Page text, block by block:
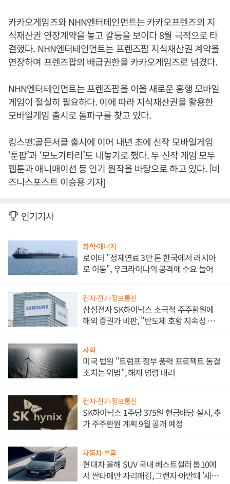
카카오게임즈와 NHN엔터테인먼트는 카카오프렌즈의 지
식재산권 연장계약을 놓고 갈등을 보이다 8월 극적으로 타
결했다. NHN엔터테인먼트는 프렌즈팝 지식재산권 계약을
연장하며 프렌즈팝의 배급권한을 카카오게임즈로 넘겼다.
NHN엔터테인먼트는 프렌즈팝을 이을 새로운 흥행 모바일
게임이 절실히 필요하다. 이에 따라 지식재산권을 활용한
모바일게임 출시로 돌파구를 찾고 있다.
킹스맨:골든서클 출시에 이어 내년 초에 신작 모바일게임
‘툰팝’과 ‘모노가타리’도 내놓기로 했다. 두 신작 게임 모두
웹툰과 애니매이션 등 인기 원작을 바탕으로 하고 있다. [비
즈니스포스트 이승용 기자]
인기기사
화학·에너지
로이터 "정제연료 3만 톤 한국에서 러시아
로 이동", 우크라이나의 공격에 수요 늘어
전자·전기·정보통신
삼성전자 SK하이닉스 소극적 주주환원에
해외 증권가 비판, "반도체 호황 지속성 의
사회
미국 법원 "트럼프 정부 풍력 프로젝트 동결
조치는 위법", 해제 명령 내려
전자·전기·정보통신
SK하이닉스 1주당 375원 현금배당 실시, 추
가 주주환원 계획 9월 공개 예정
자동차·부품
현대차 올해 SUV 국내 베스트셀러 톱10에
서 싼타페만 자리매김, 그랜저·아반떼 '세단